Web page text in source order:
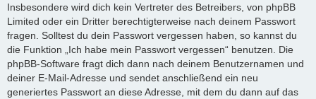
Insbesondere wird dich kein Vertreter des Betreibers, von phpBB
Limited oder ein Dritter berechtigterweise nach deinem Passwort
fragen. Solltest du dein Passwort vergessen haben, so kannst du
die Funktion „Ich habe mein Passwort vergessen“ benutzen. Die
phpBB-Software fragt dich dann nach deinem Benutzernamen und
deiner E-Mail-Adresse und sendet anschließend ein neu
generiertes Passwort an diese Adresse, mit dem du dann auf das